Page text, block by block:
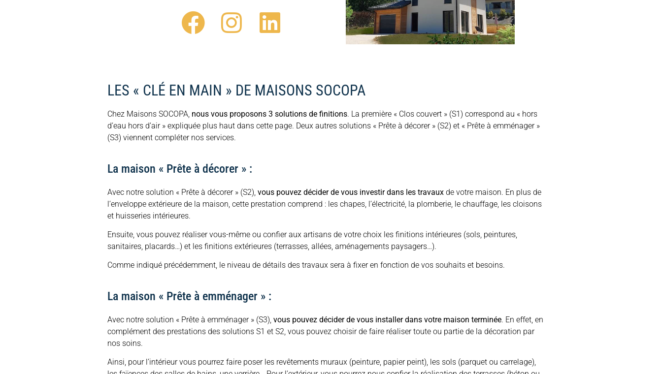
LES « CLÉ EN MAIN » DE MAISONS SOCOPA
Chez Maisons SOCOPA, nous vous proposons 3 solutions de finitions. La première « Clos couvert » (S1) correspond au « hors
d’eau hors d’air » expliquée plus haut dans cette page. Deux autres solutions « Prête à décorer » (S2) et « Prête à emménager »
(S3) viennent compléter nos services.
La maison « Prête à décorer » :
Avec notre solution « Prête à décorer » (S2), vous pouvez décider de vous investir dans les travauxde votre maison. En plus de
l’enveloppe extérieure de la maison, cette prestation comprend : les chapes, l’électricité, la plomberie, le chauffage, les cloisons
et huisseries intérieures.
Ensuite, vous pouvez réaliser vous-même ou confier aux artisans de votre choix les finitions intérieures (sols, peintures,
sanitaires, placards…) et les finitions extérieures (terrasses, allées, aménagements paysagers…).
Comme indiqué précédemment, le niveau de détails des travaux sera à fixer en fonction de vos souhaits et besoins.
La maison « Prête à emménager » :
Avec notre solution « Prête à emménager » (S3), vous pouvez décider de vous installer dans votre maison terminée. En effet, en
complément des prestations des solutions S1 et S2, vous pouvez choisir de faire réaliser toute ou partie de la décoration par
nos soins.
Ainsi, pour l’intérieur vous pourrez faire poser les revêtements muraux (peinture, papier peint), les sols (parquet ou carrelage),